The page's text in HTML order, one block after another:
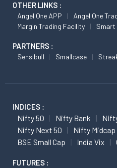
OTHER LINKS :
Angel One APP Angel One
Margin Trading Facility
Smart
PARTNERS :
Sensibull Smallcase
INDICES :
Nifty 50 Nifty Bank
Nifty Next 50
Nifty Midcap
BSE Small Cap
India Vix
FUTURES :